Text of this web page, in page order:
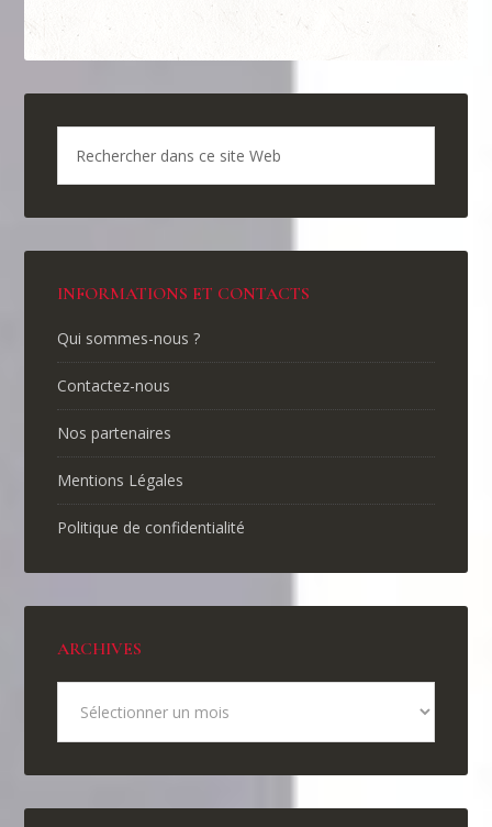
INFORMATIONS ET CONTACTS
Qui sommes-nous ?
Contactez-nous
Nos partenaires
Mentions Légales
Politique de confidentialité
ARCHIVES